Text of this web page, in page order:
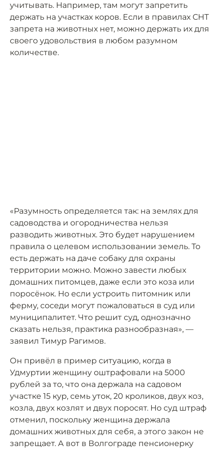
учитывать. Например, там могут запретить
держать на участках коров. Если в правилах СНТ
запрета на животных нет, можно держать их для
своего удовольствия в любом разумном
количестве.
«Разумность определяется так: на землях для
садоводства и огородничества нельзя
разводить животных. Это будет нарушением
правила о целевом использовании земель. То
есть держать на даче собаку для охраны
территории можно. Можно завести любых
домашних питомцев, даже если это коза или
поросёнок. Но если устроить питомник или
ферму, соседи могут пожаловаться в суд или
муниципалитет. Что решит суд, однозначно
сказать нельзя, практика разнообразная», —
заявил Тимур Рагимов.
Он привёл в пример ситуацию, когда в
Удмуртии женщину оштрафовали на 5000
рублей за то, что она держала на садовом
участке 15 кур, семь уток, 20 кроликов, двух коз,
козла, двух козлят и двух поросят. Но суд штраф
отменил, поскольку женщина держала
домашних животных для себя, а этого закон не
запрещает. А вот в Волгограде пенсионерку